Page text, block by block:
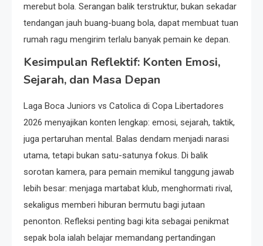
merebut bola. Serangan balik terstruktur, bukan sekadar
tendangan jauh buang-buang bola, dapat membuat tuan
rumah ragu mengirim terlalu banyak pemain ke depan.
Kesimpulan Reflektif: Konten Emosi,
Sejarah, dan Masa Depan
Laga Boca Juniors vs Catolica di Copa Libertadores
2026 menyajikan konten lengkap: emosi, sejarah, taktik,
juga pertaruhan mental. Balas dendam menjadi narasi
utama, tetapi bukan satu-satunya fokus. Di balik
sorotan kamera, para pemain memikul tanggung jawab
lebih besar: menjaga martabat klub, menghormati rival,
sekaligus memberi hiburan bermutu bagi jutaan
penonton. Refleksi penting bagi kita sebagai penikmat
sepak bola ialah belajar memandang pertandingan